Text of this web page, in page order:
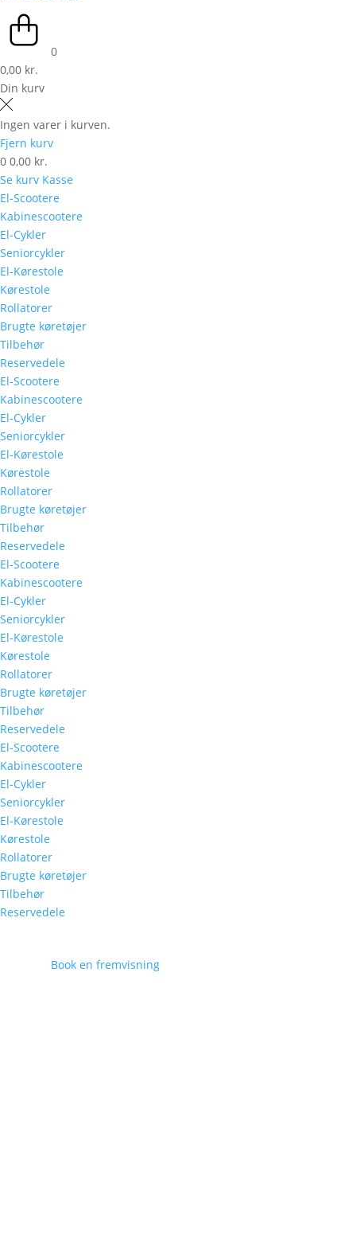
0
0,00 kr.
Din kurv
Ingen varer i kurven.
Fjern kurv
0 0,00 kr.
Se kurv Kasse
El-Scootere
Kabinescootere
El-Cykler
Seniorcykler
El-Kørestole
Kørestole
Rollatorer
Brugte køretøjer
Tilbehør
Reservedele
El-Scootere
Kabinescootere
El-Cykler
Seniorcykler
El-Kørestole
Kørestole
Rollatorer
Brugte køretøjer
Tilbehør
Reservedele
El-Scootere
Kabinescootere
El-Cykler
Seniorcykler
El-Kørestole
Kørestole
Rollatorer
Brugte køretøjer
Tilbehør
Reservedele
El-Scootere
Kabinescootere
El-Cykler
Seniorcykler
El-Kørestole
Kørestole
Rollatorer
Brugte køretøjer
Tilbehør
Reservedele
Book en fremvisning